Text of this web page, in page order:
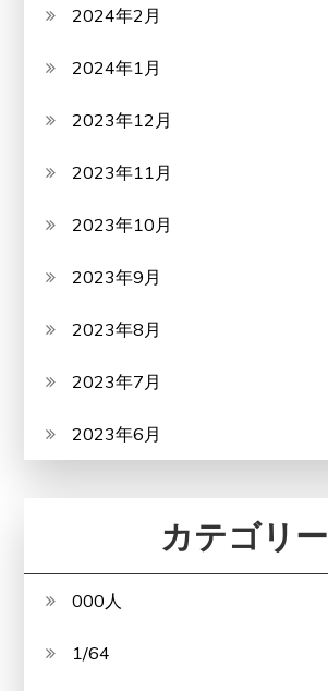
2024年2月
2024年1月
2023年12月
2023年11月
2023年10月
2023年9月
2023年8月
2023年7月
2023年6月
カテゴリー
000人
1/64